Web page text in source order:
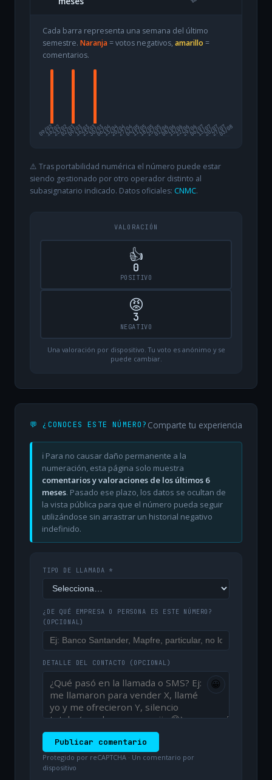
Cada barra representa una semana del último
semestre. Naranja= votos negativos, amarillo =
comentarios.
09/02
16/0223/0202/0309/0316/0323/0330/0306/0413/0420/0427/0404/0511/0518/0525/0501/0608/0615/0622/0629/0606/0713/0720/0727/07
03/08
⚠️ Tras portabilidad numérica el número puede estar
siendo gestionado por otro operador distinto al
subasignatario indicado. Datos oficiales: CNMC.
VALORACIÓN
👍
0
POSITIVO
😡
3
NEGATIVO
Una valoración por dispositivo. Tu voto es anónimo y se
puede cambiar.
💬 ¿CONOCES ESTE NÚMERO? Comparte tu experiencia
ℹ️ Para no causar daño permanente a la
numeración, esta página solo muestra
comentarios y valoraciones de los últimos 6
meses. Pasado ese plazo, los datos se ocultan de
la vista pública para que el número pueda seguir
utilizándose sin arrastrar un historial negativo
indefinido.
TIPO DE LLAMADA *
¿DE QUÉ EMPRESA O PERSONA ES ESTE NÚMERO?
(OPCIONAL)
DETALLE DEL CONTACTO (OPCIONAL)
😀
Publicar comentario
Protegido por reCAPTCHA · Un comentario por
dispositivo